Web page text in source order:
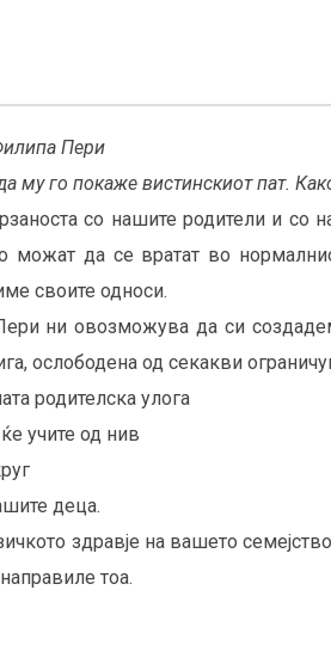
Пери
му го покаже вистинскиот пат.
со нашите родители и
да се вратат во
своите односи.
ни овозможува да си
ослободена од секакви
родителска улога
учите од нив
деца.
здравје на вашето
тоа.